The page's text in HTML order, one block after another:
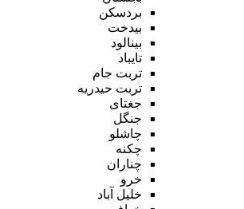
بردسکن
بیدخت
بینالود
تایباد
تربت جام
تربت حیدریه
جغتای
جنگل
چاشلو
چکنه
چناران
خرو
خلیل آباد